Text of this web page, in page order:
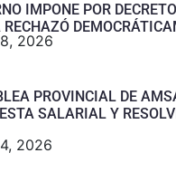
IMPONE POR
RECHAZÓ
2026
PROVINCIAL DE
SALARIAL Y
2026